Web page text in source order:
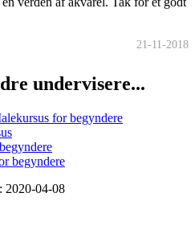
21-11-2018
undervisere...
2020-04-08